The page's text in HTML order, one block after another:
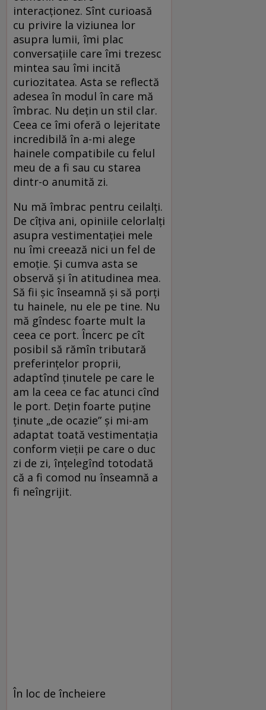
interacționez. Sînt curioasă
cu privire la viziunea lor
asupra lumii, îmi plac
conversațiile care îmi trezesc
mintea sau îmi incită
curiozitatea. Asta se reflectă
adesea în modul în care mă
îmbrac. Nu dețin un stil clar.
Ceea ce îmi oferă o lejeritate
incredibilă în a-mi alege
hainele compatibile cu felul
meu de a fi sau cu starea
dintr-o anumită zi.
Nu mă îmbrac pentru ceilalți.
De cîțiva ani, opiniile celorlalți
asupra vestimentației mele
nu îmi creează nici un fel de
emoție. Și cumva asta se
observă și în atitudinea mea.
Să fii șic înseamnă și să porți
tu hainele, nu ele pe tine. Nu
mă gîndesc foarte mult la
ceea ce port. Încerc pe cît
posibil să rămîn tributară
preferințelor proprii,
adaptînd ținutele pe care le
am la ceea ce fac atunci cînd
le port. Dețin foarte puține
ținute „de ocazie” și mi-am
adaptat toată vestimentația
conform vieții pe care o duc
zi de zi, înțelegînd totodată
că a fi comod nu înseamnă a
fi neîngrijit.
În loc de încheiere